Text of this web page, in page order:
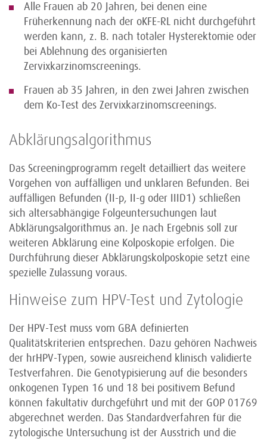
Alle Frauen ab 20 Jahren, bei denen eine
Früherkennung nach der oKFE-RL nicht durchgeführt
werden kann, z. B. nach totaler Hysterektomie oder
bei Ablehnung des organisierten
Zervixkarzinomscreenings.
Frauen ab 35 Jahren, in den zwei Jahren zwischen
dem Ko-Test des Zervixkarzinomscreenings.
Abklärungsalgorithmus
Das Screeningprogramm regelt detailliert das weitere
Vorgehen von auffälligen und unklaren Befunden. Bei
auffälligen Befunden (II-p, II-g oder IIID1) schließen
sich altersabhängige Folgeuntersuchungen laut
Abklärungsalgorithmus an. Je nach Ergebnis soll zur
weiteren Abklärung eine Kolposkopie erfolgen. Die
Durchführung dieser Abklärungskolposkopie setzt eine
spezielle Zulassung voraus.
Hinweise zum HPV-Test und Zytologie
Der HPV-Test muss vom GBA definierten
Qualitätskriterien entsprechen. Dazu gehören Nachweis
der hrHPV-Typen, sowie ausreichend klinisch validierte
Testverfahren. Die Genotypisierung auf die besonders
onkogenen Typen 16 und 18 bei positivem Befund
können fakultativ durchgeführt und mit der GOP 01769
abgerechnet werden. Das Standardverfahren für die
zytologische Untersuchung ist der Ausstrich und die